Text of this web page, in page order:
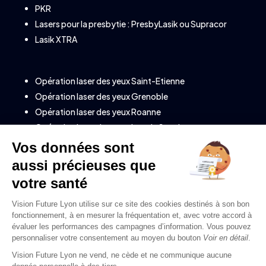
PKR
Lasers pour la presbytie :PresbyLasikouSupracor
Lasik XTRA
Opération laser des yeux Saint-Etienne
Opération laser des yeux Grenoble
Opération laser des yeux Roanne
Opération laser des yeux Lons le Saunier
Opération laser des yeux à Annecy (Savoie)
Opération laser des yeux à Clermont-Ferrand
Opération laser des yeux à Valence
Opération laser des yeux à Montélimar
Opération laser des yeux à Chambéry
Opération laser des yeux à Bourg-en-Bresse
Opération laser des yeux à Genève